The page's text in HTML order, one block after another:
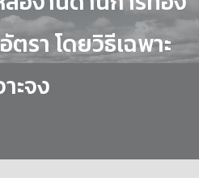
ตรา โดยวิธีเฉพาะ
าะจง